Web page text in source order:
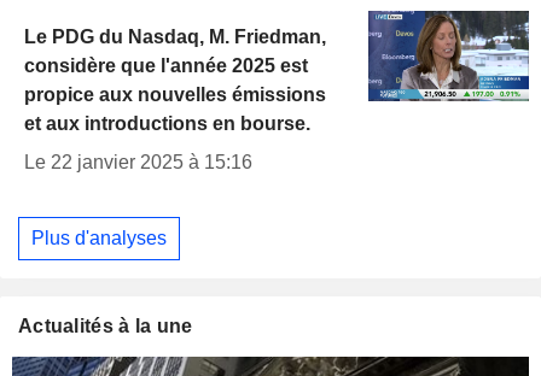
Le PDG du Nasdaq, M. Friedman,
considère que l'année 2025 est
propice aux nouvelles émissions
et aux introductions en bourse.
Le 22 janvier 2025 à 15:16
Plus d'analyses
Actualités à la une